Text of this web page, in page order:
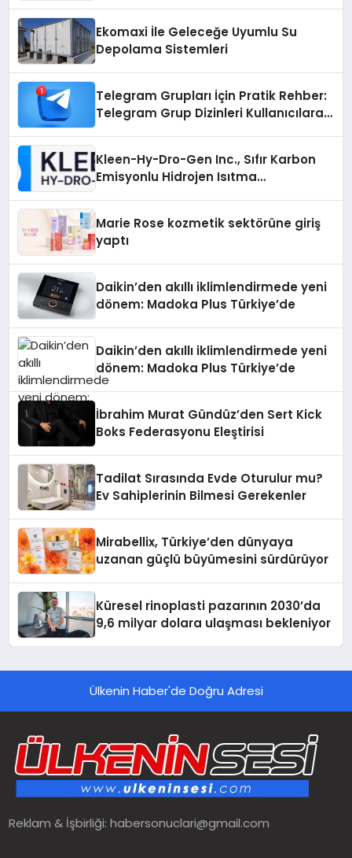
Ekomaxi İle Geleceğe Uyumlu Su
Depolama Sistemleri
Telegram Grupları İçin Pratik Rehber:
Telegram Grup Dizinleri Kullanıcılara
Kleen-Hy-Dro-Gen Inc., Sıfır Karbon
Emisyonlu Hidrojen Isıtma
Marie Rose kozmetik sektörüne giriş
yaptı
Daikin’den akıllı iklimlendirmede yeni
dönem: Madoka Plus Türkiye’de
Daikin’den akıllı iklimlendirmede yeni
dönem: Madoka Plus Türkiye’de
İbrahim Murat Gündüz’den Sert Kick
Boks Federasyonu Eleştirisi
Tadilat Sırasında Evde Oturulur mu?
Ev Sahiplerinin Bilmesi Gerekenler
Mirabellix, Türkiye’den dünyaya
uzanan güçlü büyümesini sürdürüyor
Küresel rinoplasti pazarının 2030’da
9,6 milyar dolara ulaşması bekleniyor
Ülkenin Haber'de Doğru Adresi
Reklam & İşbirliği:habersonuclari@gmail.com